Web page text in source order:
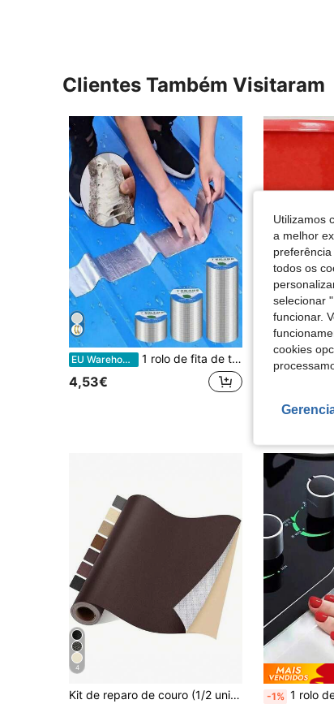
Clientes Também Visitaram
EU Warehouse 1 rolo de fita de telhado à prova d'água de 100 cm a 500 cm de comprimento, fita à prova de vazamento de teto, reparo de rachaduras, fita à prova de vazamento de tubulação, adesivo à prova de vazamento de parede, fita super nano, remendo à prova de vazamento de telha de asfalto
4,53€
1 Rolo de Fita de Reparação Super Impermeável
4
Kit de reparo de couro (1/2 unidades), fita adesiva para couro 20*54 polegadas, remendo autoadesivo para sofás, poltronas, móveis, assentos de motorista, bancos de carro e barco, cadeiras, sapatos, bolsas e jaquetas. Kit de primeiros socorros para reparo de rasgos. Ideal para cadeiras de vinil. -1% 1 rolo de fita nano impermeável e antimofo para cozinha e banheiro, fita de
Utilizamos
a melhor
todos os
selecionar
funcionar.
cookies